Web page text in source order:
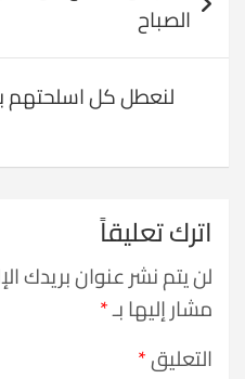
الصباح
لنعطل كل اسلحتهم
اترك تعليقاً
لن يتم نشر عنوان بريدك
مشار إليها بـ*
التعليق*